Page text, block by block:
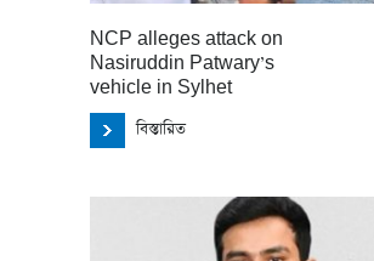
NCP alleges attack on
Nasiruddin Patwary’s
vehicle in Sylhet
বিস্তারিত